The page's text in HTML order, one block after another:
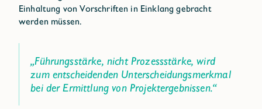
Einhaltung von Vorschriften in Einklang gebracht
werden müssen.
„Führungsstärke, nicht Prozessstärke, wird
zum entscheidenden Unterscheidungsmerkmal
bei der Ermittlung von Projektergebnissen.“